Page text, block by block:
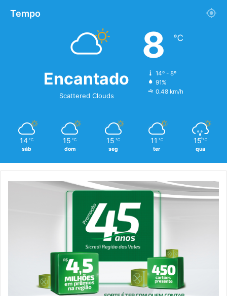
Tempo
Encantado
Scattered Clouds
8 ℃
14º - 8º
91%
0.48 km/h
14 ℃
sáb
15 ℃
dom
15 ℃
seg
11 ℃
ter
15 ℃
qua